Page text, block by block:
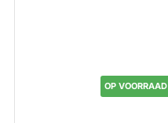
OP VOORRAAD